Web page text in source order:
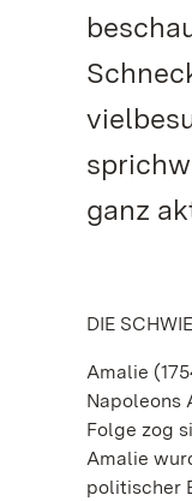
ganz
DIE
Amalie
Napoleons
Folge zog
Amalie
politischer